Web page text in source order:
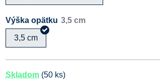
Výška opätku
3,5 cm
Skladom (50 ks)